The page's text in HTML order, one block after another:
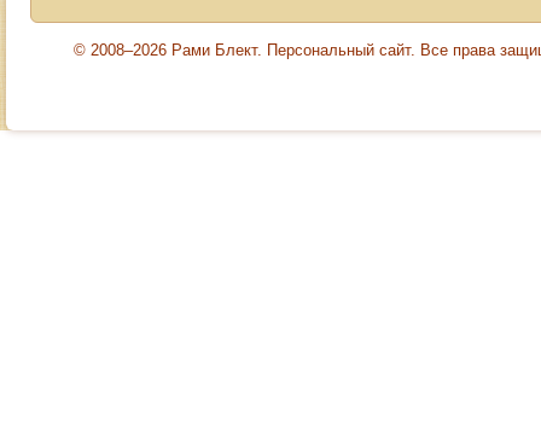
© 2008–2026 Рами Блект. Персональный сайт. Все права